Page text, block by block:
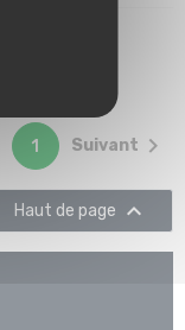
1 Suivant 
Haut de page 